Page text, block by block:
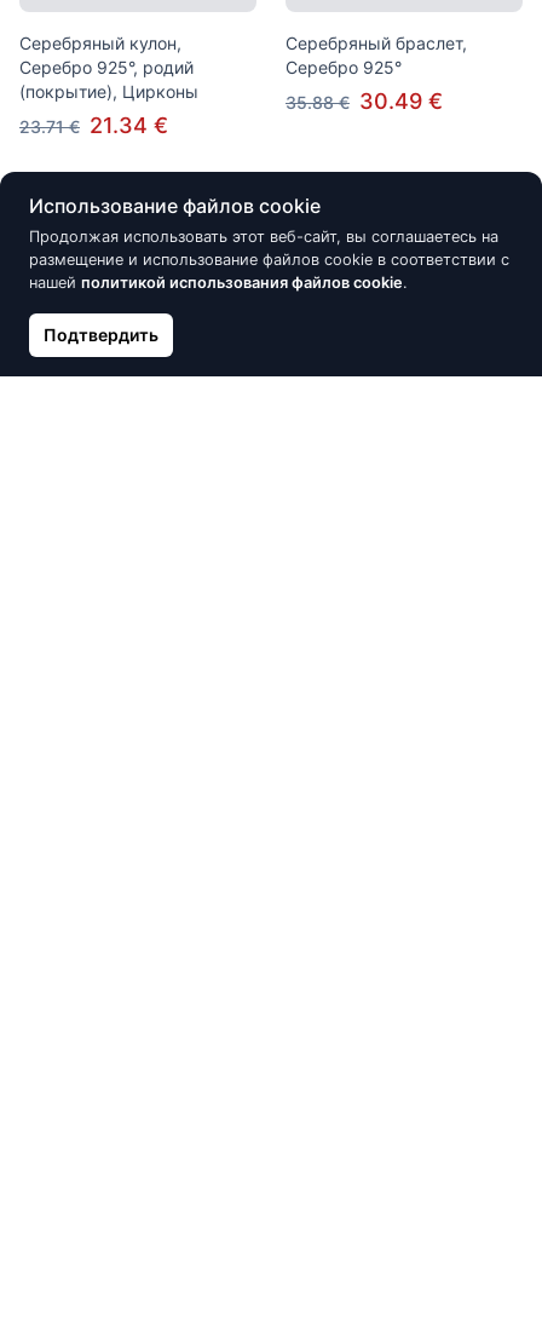
Серебряный кулон,
Серебро 925°, родий
(покрытие), Цирконы
23.71 € 21.34 €
Серебряный браслет,
Серебро 925°
35.88 € 30.49 €
Нет в наличии Нет в наличии
Использование файлов cookie
Продолжая использовать этот веб-сайт, вы соглашаетесь на
размещение и использование файлов cookie в соответствии с
нашей политикой использования файлов cookie.
Подтвердить